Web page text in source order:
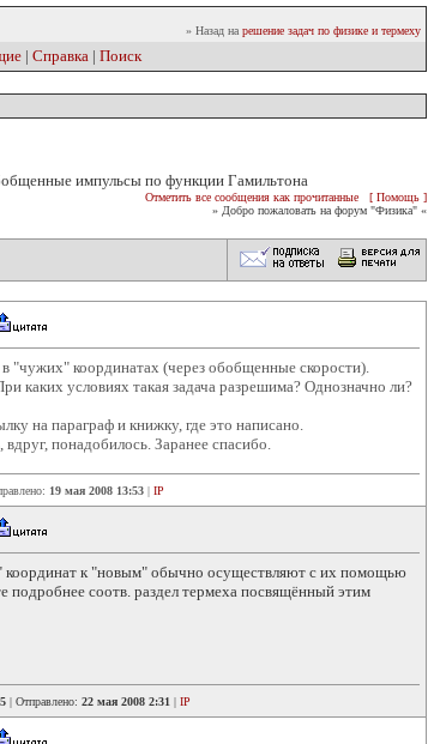
» Назад на решение задач по физике и термеху
| Справка | Поиск
импульсы по функции Гамильтона
Отметить все сообщения как прочитанные
[ Помощь ]
» Добро пожаловать на форум "Физика" «
"чужих" координатах (через обобщенные скорости).
каких условиях такая задача разрешима? Однозначно ли?
на параграф и книжку, где это написано.
понадобилось. Заранее спасибо.
19 мая 2008 13:53 | IP
к "новым" обычно осуществляют с их помощью
соотв. раздел термеха посвящённый этим
| Отправлено: 22 мая 2008 2:31 | IP